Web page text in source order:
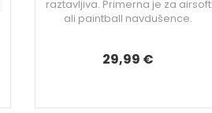
raztavljiva. Primerna je za airsoft
ali paintball navdušence.
29,99 €